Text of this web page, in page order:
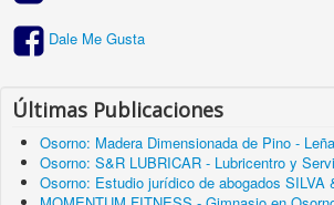
Dale Me Gusta
Últimas Publicaciones
Osorno: Madera Dimensionada de Pino -
Osorno: S&R LUBRICAR - Lubricentro y
Osorno: Estudio jurídico de abogados SILVA